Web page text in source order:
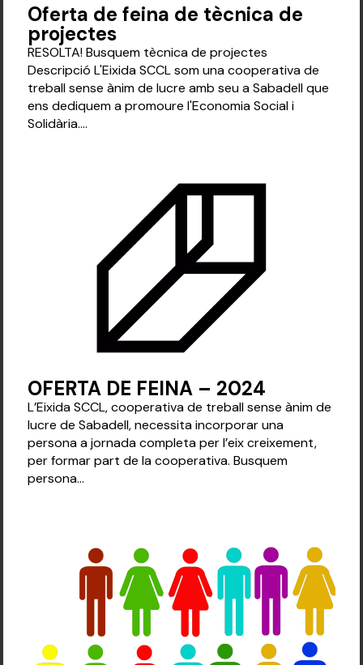
Oferta de feina de tècnica de
projectes
RESOLTA! Busquem tècnica de projectes
Descripció L'Eixida SCCL som una cooperativa de
treball sense ànim de lucre amb seu a Sabadell que
ens dediquem a promoure l'Economia Social i
Solidària....
OFERTA DE FEINA – 2024
L’Eixida SCCL, cooperativa de treball sense ànim de
lucre de Sabadell, necessita incorporar una
persona a jornada completa per l’eix creixement,
per formar part de la cooperativa. Busquem
persona...